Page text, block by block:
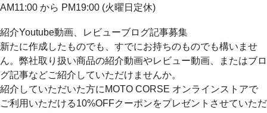
AM11:00 から PM19:00 (火曜日定休)
紹介Youtube動画、レビューブログ記事募集
新たに作成したものでも、すでにお持ちのものでも構いませ
ん。弊社取り扱い商品の紹介動画やレビュー動画、またはブロ
グ記事などご紹介していただけませんか。
紹介していただいた方にMOTO CORSE オンラインストアで
ご利用いただける10%OFFクーポンをプレゼントさせていただ